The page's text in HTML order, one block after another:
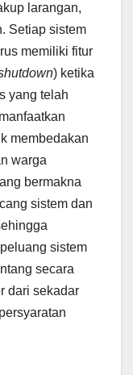
larangan,
Setiap sistem
memiliki fitur
) ketika
yang telah
membedakan
warga
bermakna
sistem dan
sistem
secara
dari sekadar